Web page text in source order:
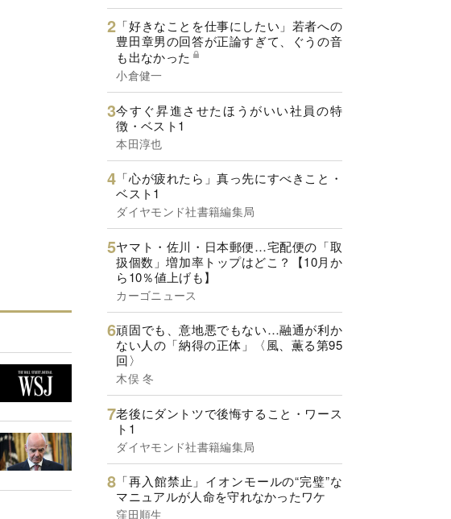
「好きなことを仕事にしたい」若者への
豊田章男の回答が正論すぎて、ぐうの音
も出なかった
小倉健一
今すぐ昇進させたほうがいい社員の特
徴・ベスト1
本田淳也
「心が疲れたら」真っ先にすべきこと・
ベスト1
ダイヤモンド社書籍編集局
ヤマト・佐川・日本郵便…宅配便の「取
扱個数」増加率トップはどこ？【10月か
ら10％値上げも】
カーゴニュース
頑固でも、意地悪でもない…融通が利か
ない人の「納得の正体」〈風、薫る第95
回〉
木俣 冬
老後にダントツで後悔すること・ワース
ト1
ダイヤモンド社書籍編集局
「再入館禁止」イオンモールの“完璧”な
マニュアルが人命を守れなかったワケ
窪田順生